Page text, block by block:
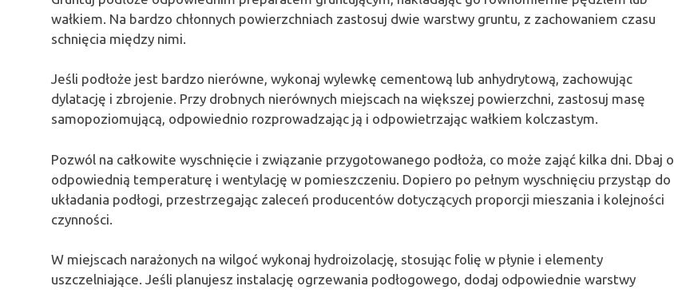
wałkiem. Na bardzo chłonnych powierzchniach zastosuj dwie warstwy gruntu, z zachowaniem czasu
schnięcia między nimi.
Jeśli podłoże jest bardzo nierówne, wykonaj wylewkę cementową lub anhydrytową, zachowując
dylatację i zbrojenie. Przy drobnych nierównych miejscach na większej powierzchni, zastosuj masę
samopoziomującą, odpowiednio rozprowadzając ją i odpowietrzając wałkiem kolczastym.
Pozwól na całkowite wyschnięcie i związanie przygotowanego podłoża, co może zająć kilka dni. Dbaj o
odpowiednią temperaturę i wentylację w pomieszczeniu. Dopiero po pełnym wyschnięciu przystąp do
układania podłogi, przestrzegając zaleceń producentów dotyczących proporcji mieszania i kolejności
czynności.
W miejscach narażonych na wilgoć wykonaj hydroizolację, stosując folię w płynie i elementy
uszczelniające. Jeśli planujesz instalację ogrzewania podłogowego, dodaj odpowiednie warstwy